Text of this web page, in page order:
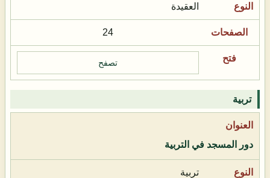
العقيدة
24
تصفح
تربية
دور المسجد في التربية
تربية